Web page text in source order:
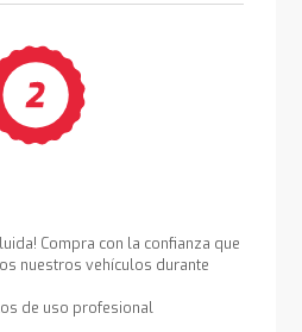
Compra con la confianza que
nuestros vehículos durante
de uso profesional